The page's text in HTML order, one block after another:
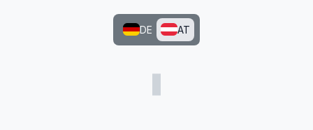
DE AT